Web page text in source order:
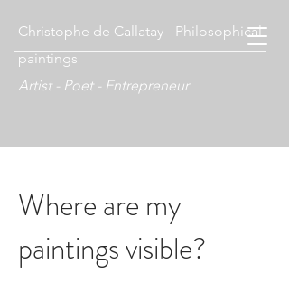
Christophe de Callatay - Philosophical
paintings
Artist - Poet - Entrepreneur
Where are my
paintings visible?